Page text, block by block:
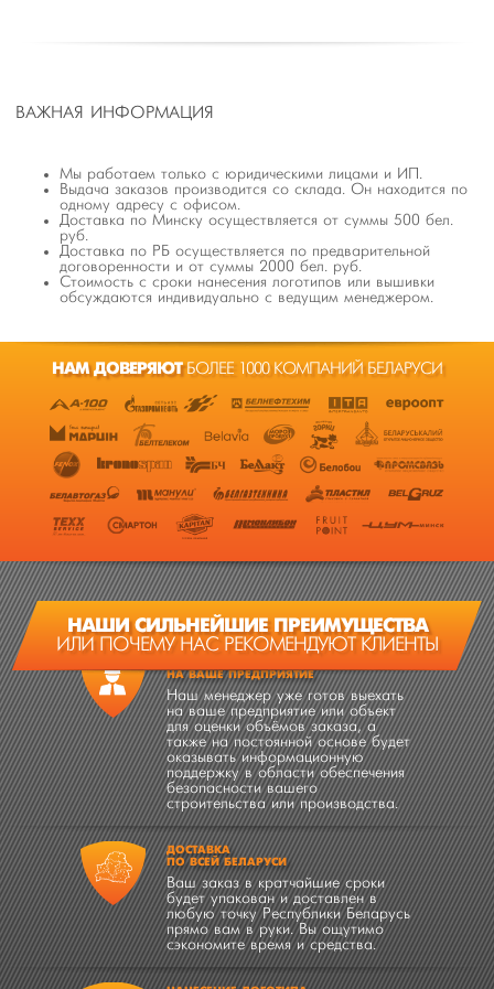
ВАЖНАЯ ИНФОРМАЦИЯ
Мы работаем только с юридическими лицами и ИП.
Выдача заказов производится со склада. Он находится по
одному адресу с офисом.
Доставка по Минску осуществляется от суммы 500 бел.
руб.
Доставка по РБ осуществляется по предварительной
договоренности и от суммы 2000 бел. руб.
Стоимость с сроки нанесения логотипов или вышивки
обсуждаются индивидуально с ведущим менеджером.
НАМ ДОВЕРЯЮТБОЛЕЕ 1000 КОМПАНИЙ БЕЛАРУСИ
НАШИ СИЛЬНЕЙШИЕ ПРЕИМУЩЕСТВА
ИЛИ ПОЧЕМУ НАС РЕКОМЕНДУЮТ КЛИЕНТЫ
НА ВАШЕ ПРЕДПРИЯТИЕ
Наш менеджер уже готов выехать
на ваше предприятие или объект
для оценки объёмов заказа, а
также на постоянной основе будет
оказывать информационную
поддержку в области обеспечения
безопасности вашего
строительства или производства.
ДОСТАВКА
ПО ВСЕЙ БЕЛАРУСИ
Ваш заказ в кратчайшие сроки
будет упакован и доставлен в
любую точку Республики Беларусь
прямо вам в руки. Вы ощутимо
сэкономите время и средства.